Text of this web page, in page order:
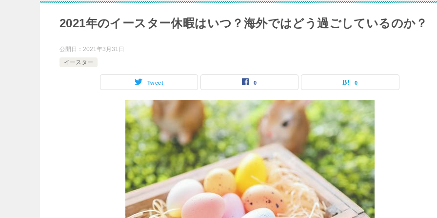
2021年のイースター休暇はいつ？海外ではどう過ごしているのか？
公開日： 2021年3月31日
イースター
Tweet 0 0